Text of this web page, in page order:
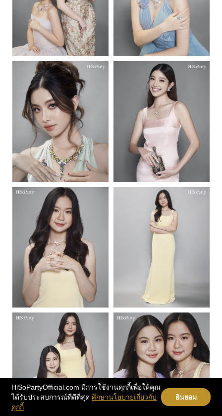
HiSoPartyOfficial.com มีการใช้งานคุกกี้เพื่อให้คุณ
ได้รับประสบการณ์ที่ดีที่สุด ศึกษานโยบายเกี่ยวกับ
คุกกี้
ยินยอม